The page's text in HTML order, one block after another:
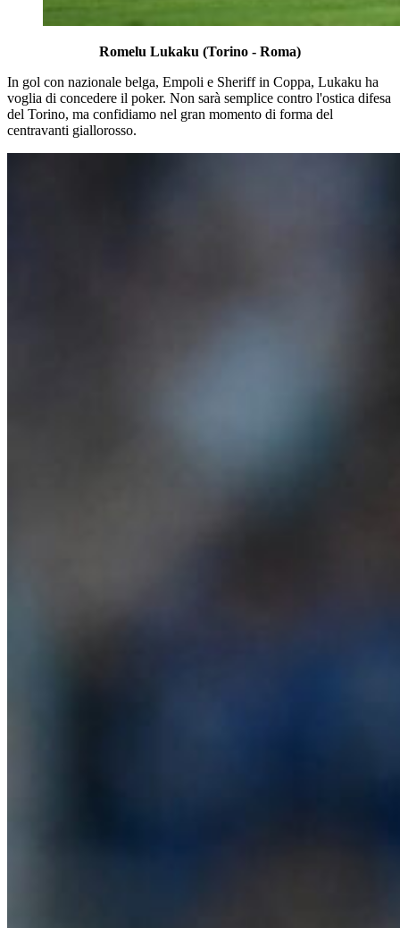
Romelu Lukaku (Torino - Roma)
In gol con nazionale belga, Empoli e Sheriff in Coppa, Lukaku ha
voglia di concedere il poker. Non sarà semplice contro l'ostica difesa
del Torino, ma confidiamo nel gran momento di forma del
centravanti giallorosso.